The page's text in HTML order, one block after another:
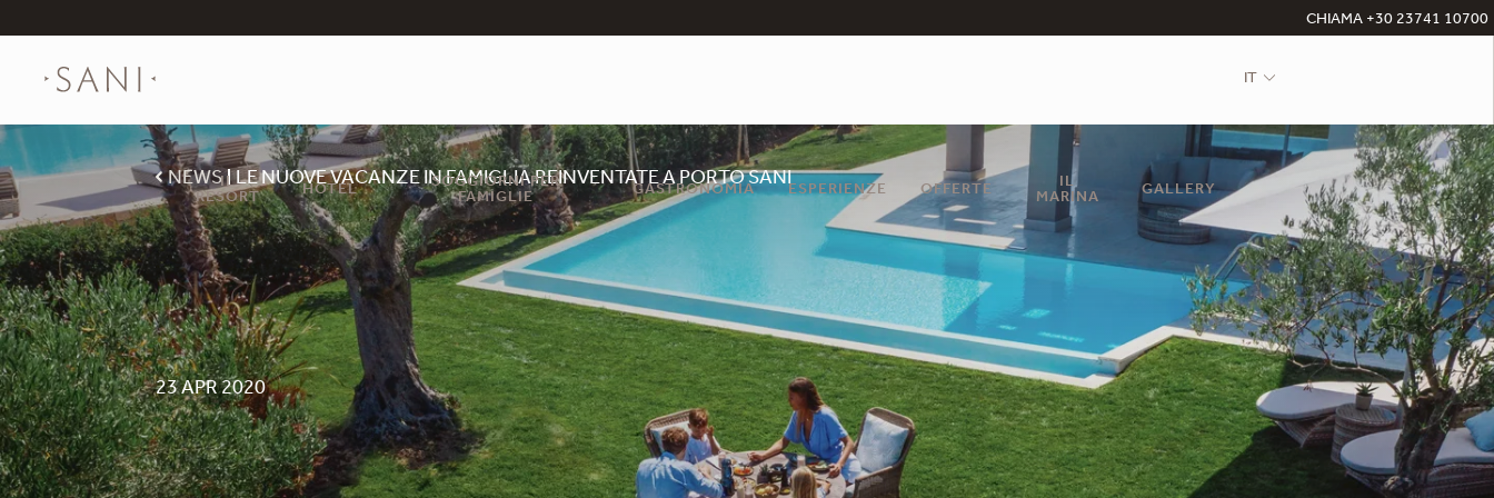
CHIAMA +30 23741 10700
IL
RESORT
HOTEL
SOGGIORNI PER
FAMIGLIE
GASTRONOMIA ESPERIENZE OFFERTE
IL
MARINA
GALLERY
IT
23 APR 2020
NEWS LE NUOVE VACANZE IN FAMIGLIA REINVENTATE A PORTO SANI